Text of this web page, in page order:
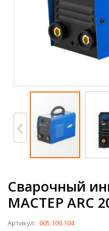
Сварочный
МАСТЕР ARC
Артикул: 005.100.104